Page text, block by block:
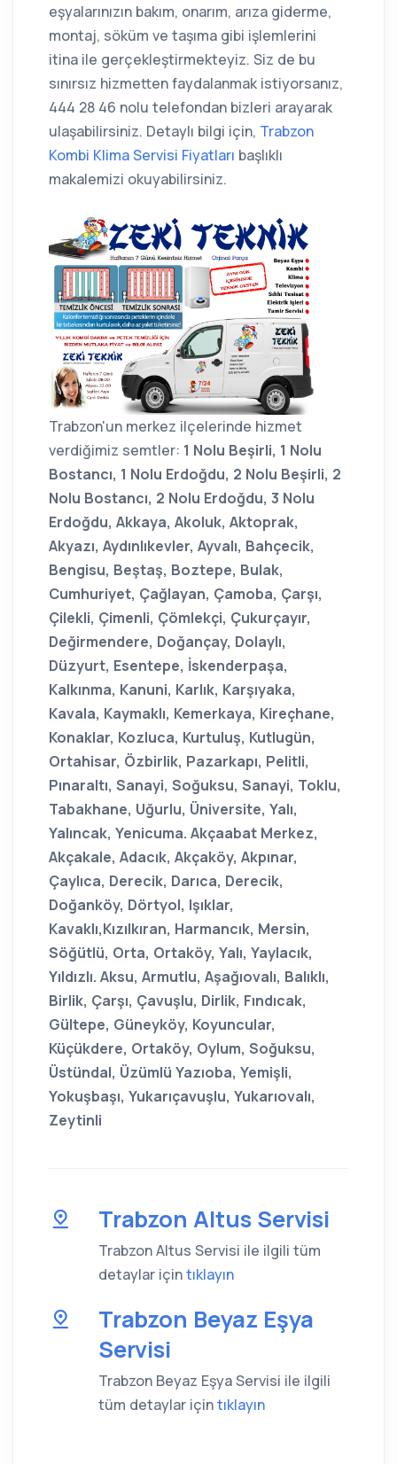
eşyalarınızın bakım, onarım, arıza giderme,
montaj, söküm ve taşıma gibi işlemlerini
itina ile gerçekleştirmekteyiz. Siz de bu
sınırsız hizmetten faydalanmak istiyorsanız,
444 28 46 nolu telefondan bizleri arayarak
ulaşabilirsiniz. Detaylı bilgi için, Trabzon
Kombi Klima Servisi Fiyatları başlıklı
makalemizi okuyabilirsiniz.
Trabzon'un merkez ilçelerinde hizmet
verdiğimiz semtler: 1 Nolu Beşirli, 1 Nolu
Bostancı, 1 Nolu Erdoğdu, 2 Nolu Beşirli, 2
Nolu Bostancı, 2 Nolu Erdoğdu, 3 Nolu
Erdoğdu, Akkaya, Akoluk, Aktoprak,
Akyazı, Aydınlıkevler, Ayvalı, Bahçecik,
Bengisu, Beştaş, Boztepe, Bulak,
Cumhuriyet, Çağlayan, Çamoba, Çarşı,
Çilekli, Çimenli, Çömlekçi, Çukurçayır,
Değirmendere, Doğançay, Dolaylı,
Düzyurt, Esentepe, İskenderpaşa,
Kalkınma, Kanuni, Karlık, Karşıyaka,
Kavala, Kaymaklı, Kemerkaya, Kireçhane,
Konaklar, Kozluca, Kurtuluş, Kutlugün,
Ortahisar, Özbirlik, Pazarkapı, Pelitli,
Pınaraltı, Sanayi, Soğuksu, Sanayi, Toklu,
Tabakhane, Uğurlu, Üniversite, Yalı,
Yalıncak, Yenicuma. Akçaabat Merkez,
Akçakale, Adacık, Akçaköy, Akpınar,
Çaylıca, Derecik, Darıca, Derecik,
Doğanköy, Dörtyol, Işıklar,
Kavaklı,Kızılkıran, Harmancık, Mersin,
Söğütlü, Orta, Ortaköy, Yalı, Yaylacık,
Yıldızlı. Aksu, Armutlu, Aşağıovalı, Balıklı,
Birlik, Çarşı, Çavuşlu, Dirlik, Fındıcak,
Gültepe, Güneyköy, Koyuncular,
Küçükdere, Ortaköy, Oylum, Soğuksu,
Üstündal, Üzümlü Yazıoba, Yemişli,
Yokuşbaşı, Yukarıçavuşlu, Yukarıovalı,
Zeytinli
Trabzon Altus Servisi
Trabzon Altus Servisi ile ilgili tüm
detaylar içintıklayın
Trabzon Beyaz Eşya
Servisi
Trabzon Beyaz Eşya Servisi ile ilgili
tüm detaylar içintıklayın